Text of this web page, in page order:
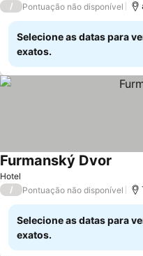
/ Pontuação não disponível
Selecione as datas para
exatos.
Hotel
Furmanský Dvor
/ Pontuação não disponível
Selecione as datas para
exatos.